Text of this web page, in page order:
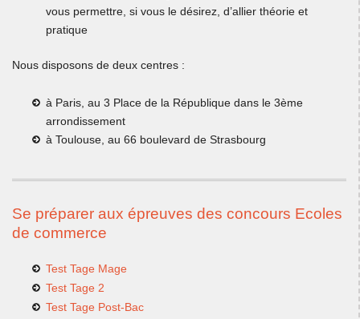
vous permettre, si vous le désirez, d’allier théorie et
pratique
Nous disposons de deux centres :
à Paris, au 3 Place de la République dans le 3ème
arrondissement
à Toulouse, au 66 boulevard de Strasbourg
Se préparer aux épreuves des concours Ecoles
de commerce
Test Tage Mage
Test Tage 2
Test Tage Post-Bac